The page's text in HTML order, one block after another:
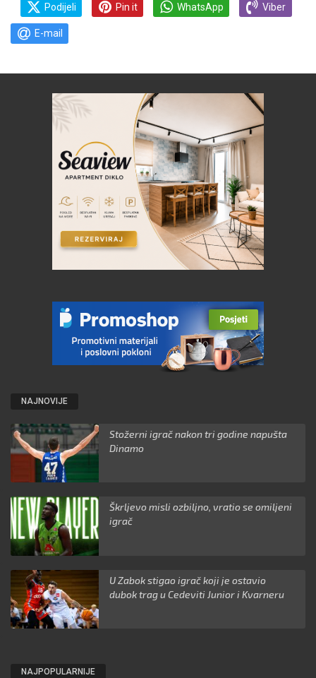
Podijeli Pin it WhatsApp Viber
E-mail
NAJNOVIJE
Stožerni igrač nakon tri godine napušta
Dinamo
Škrljevo misli ozbiljno, vratio se omiljeni
igrač
U Zabok stigao igrač koji je ostavio
dubok trag u Cedeviti Junior i Kvarneru
NAJPOPULARNIJE